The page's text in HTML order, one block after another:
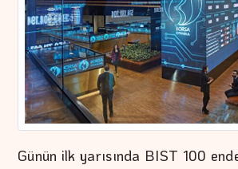
Günün ilk yarısında BIST 100